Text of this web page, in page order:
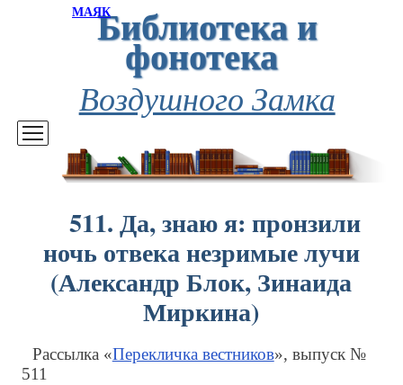
МАЯКБиблиотека и
фонотека
Воздушного Замка
511. Да, знаю я: пронзили
ночь отвека незримые лучи
(Александр Блок, Зинаида
Миркина)
Рассылка «Перекличка вестников», выпуск №
511